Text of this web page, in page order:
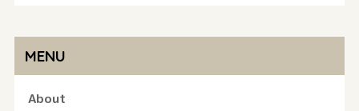
MENU
About